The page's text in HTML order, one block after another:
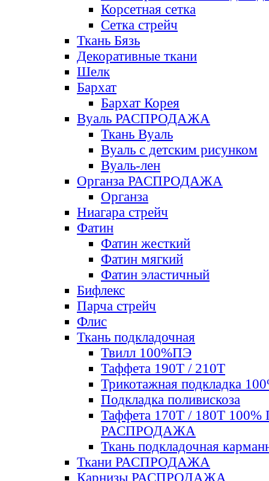
Корсетная сетка
Сетка стрейч
Ткань Бязь
Декоративные ткани
Шелк
Бархат
Бархат Корея
Вуаль РАСПРОДАЖА
Ткань Вуаль
Вуаль с детским рисунком
Вуаль-лен
Органза РАСПРОДАЖА
Органза
Ниагара стрейч
Фатин
Фатин жесткий
Фатин мягкий
Фатин элаcтичный
Бифлекс
Парча стрейч
Флис
Ткань подкладочная
Твилл 100%ПЭ
Таффета 190Т / 210Т
Трикотажная подкладка
Подкладка поливискоза
Таффета 170Т / 180Т 100%
РАСПРОДАЖА
Ткань подкладочная
Ткани РАСПРОДАЖА
Карнизы РАСПРОДАЖА